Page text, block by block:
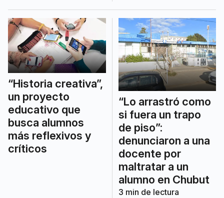
“Historia creativa”,
un proyecto
educativo que
busca alumnos
más reflexivos y
críticos
“Lo arrastró como
si fuera un trapo
de piso”:
denunciaron a una
docente por
maltratar a un
alumno en Chubut
3 min de lectura